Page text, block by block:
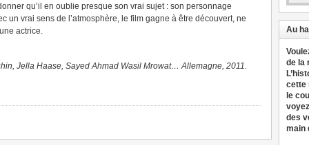
qu’il en oublie presque son vrai sujet : son personnage
un vrai sens de l’atmosphère, le film gagne à être découvert, ne
actrice.
Jella Haase, Sayed Ahmad Wasil Mrowat… Allemagne, 2011.
Au
de la
cette
le
des
main